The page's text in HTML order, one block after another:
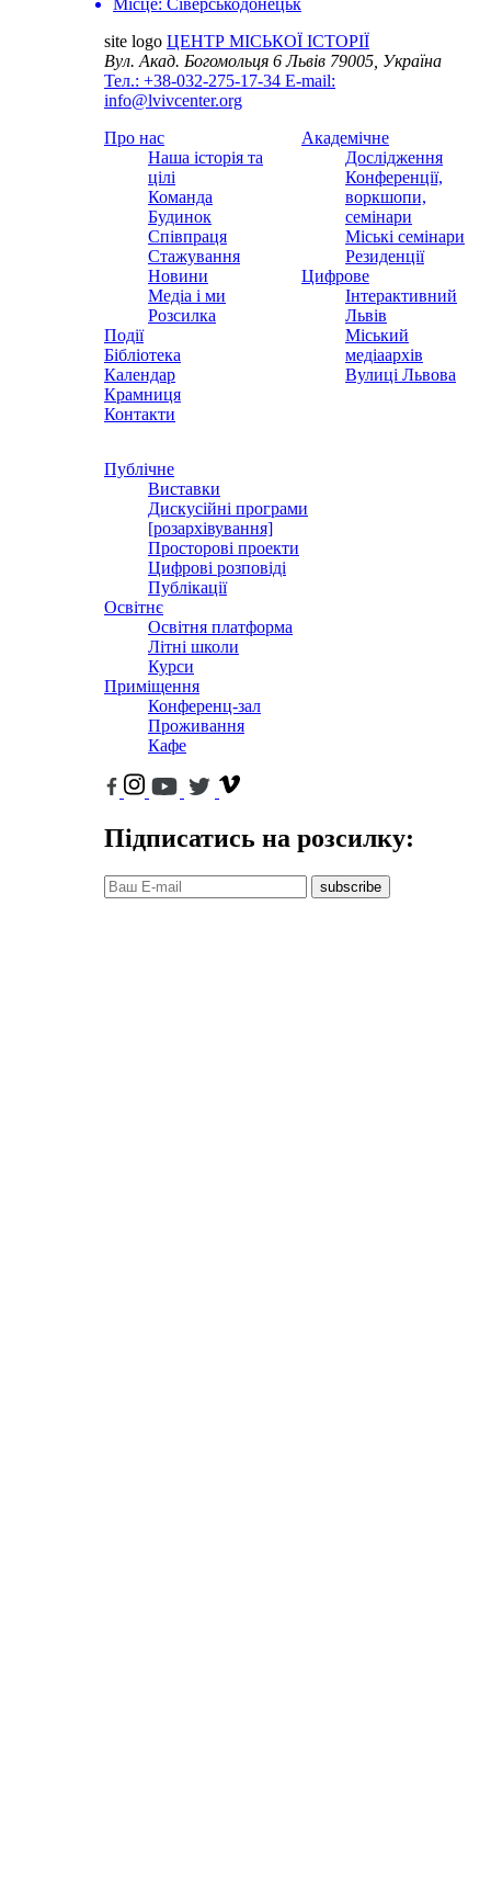
Місце: Сіверськодонецьк
site logo ЦЕНТР МІСЬКОЇ ІСТОРІЇ
Вул. Акад. Богомольця 6Львів 79005, Україна
Тел.: +38-032-275-17-34 E-mail:
info@lvivcenter.org
Про нас
Наша історія та
цілі
Команда
Будинок
Співпраця
Стажування
Новини
Медіа і ми
Розсилка
Події
Бібліотека
Календар
Крамниця
Контакти
Академічне
Дослідження
Конференції,
воркшопи,
семінари
Міські семінари
Резиденції
Цифрове
Інтерактивний
Львів
Міський
медіаархів
Вулиці Львова
Публічне
Виставки
Дискусійні програми
[розархівування]
Просторові проекти
Цифрові розповіді
Публікації
Освітнє
Освітня платформа
Літні школи
Курси
Приміщення
Конференц-зал
Проживання
Кафе
Підписатись на розсилку:
subscribe